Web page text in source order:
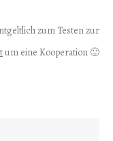
zum Testen zur
um eine Kooperation 🙂